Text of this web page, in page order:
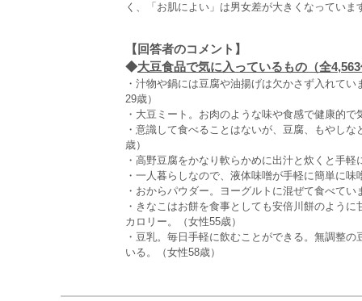
く、「お肌によい」は男女差が大きくなっていま
【回答者のコメント】
◆大豆食品で気に入っているもの（全
・汁物や鍋には豆腐や油揚げは欠かさず入れて
29歳）
・大豆ミート。お肉のような味や食感で健康的
・意識して食べることはないが、豆腐、もやし
歳）
・高野豆腐をかなり軟らかめに出汁と炊くと手
・一人暮らしなので、液体味噌が手軽に簡単に
・おからパウダー。ヨーグルトに混ぜて食べてい
・きなこはお餅を食事としても安倍川餅のよう
カロリー。（女性55歳）
・豆乳。毎日手軽に飲むことができる。無調整
いる。（女性58歳）